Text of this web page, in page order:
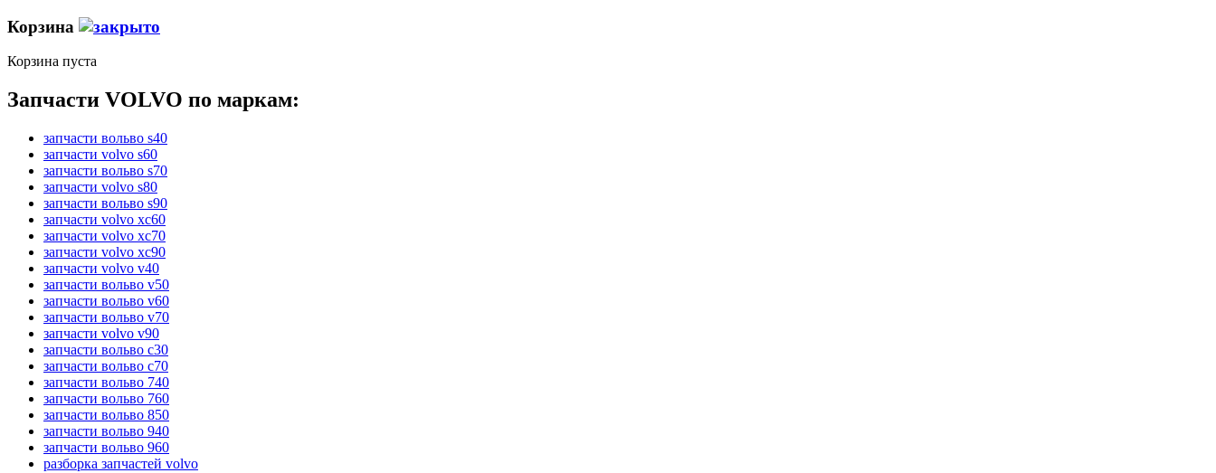
Корзина
Корзина пуста
Запчасти VOLVO по маркам:
запчасти вольво s40
запчасти volvo s60
запчасти вольво s70
запчасти volvo s80
запчасти вольво s90
запчасти volvo xc60
запчасти volvo xc70
запчасти volvo xc90
запчасти volvo v40
запчасти вольво v50
запчасти вольво v60
запчасти вольво v70
запчасти volvo v90
запчасти вольво c30
запчасти вольво c70
запчасти вольво 740
запчасти вольво 760
запчасти вольво 850
запчасти вольво 940
запчасти вольво 960
разборка запчастей volvo